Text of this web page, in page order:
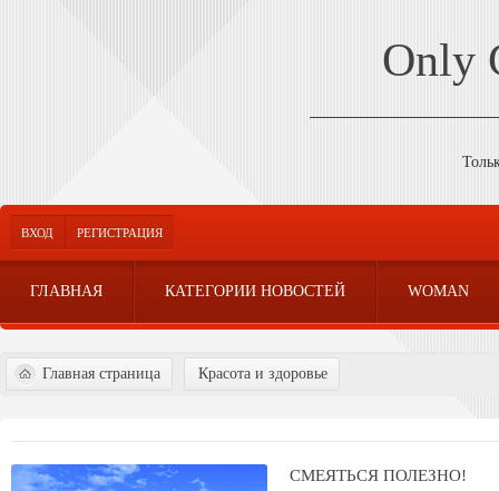
Only
ВХОД РЕГИСТРАЦИЯ
ГЛАВНАЯ КАТЕГОРИИ НОВОСТЕЙ WOMAN
Главная страница Красота и здоровье
СМЕЯТЬСЯ ПОЛЕЗНО!